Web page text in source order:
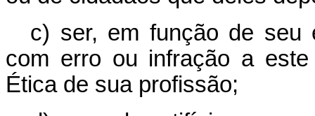
c) ser, em função de seu
com erro ou infração a
Ética de sua profissão;